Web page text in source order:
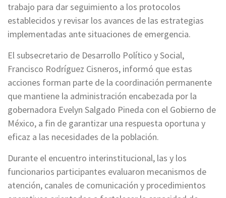
trabajo para dar seguimiento a los protocolos
establecidos y revisar los avances de las estrategias
implementadas ante situaciones de emergencia.
El subsecretario de Desarrollo Político y Social,
Francisco Rodríguez Cisneros, informó que estas
acciones forman parte de la coordinación permanente
que mantiene la administración encabezada por la
gobernadora Evelyn Salgado Pineda con el Gobierno de
México, a fin de garantizar una respuesta oportuna y
eficaz a las necesidades de la población.
Durante el encuentro interinstitucional, las y los
funcionarios participantes evaluaron mecanismos de
atención, canales de comunicación y procedimientos